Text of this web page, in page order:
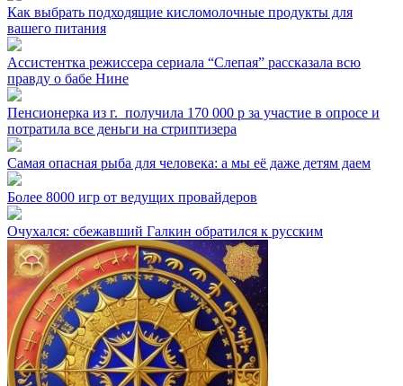
Как выбрать подходящие кисломолочные продукты для
вашего питания
Ассистентка режиссера сериала “Слепая” рассказала всю
правду о бабе Нине
Пенсионерка из г. ⁣ получила 170 000 р за участие в опросе и
потратила все деньги на стриптизера
Самая опасная рыба для человека: а мы её даже детям даем
Более 8000 игр от ведущих провайдеров
Очухался: сбежавший Галкин обратился к русским